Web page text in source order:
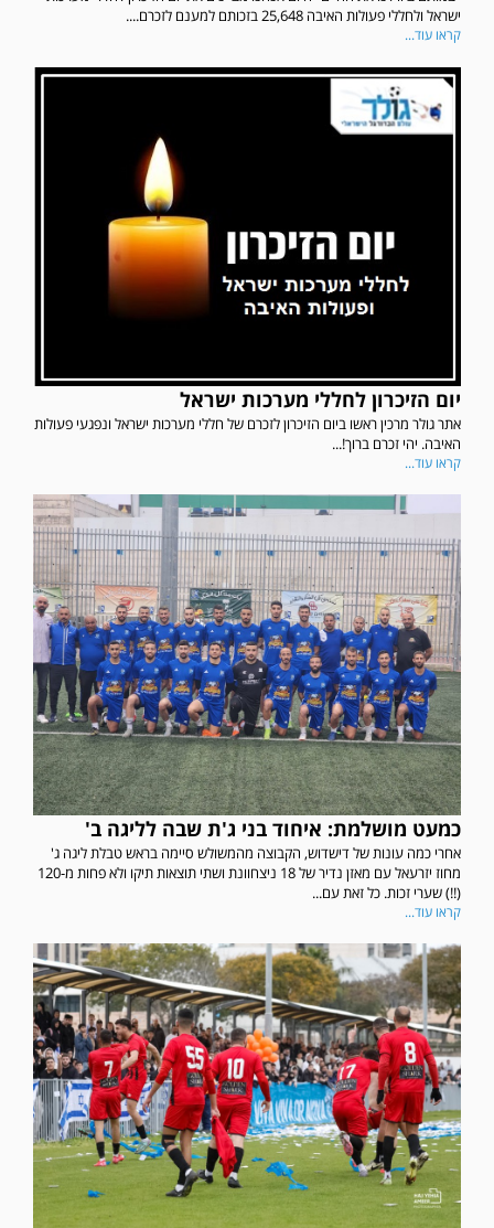
ישראל ולחללי פעולות האיבה 25,648 בזכותם למענם לזכרם....
קראו עוד...
יום הזיכרון לחללי מערכות ישראל
אתר גולר מרכין ראשו ביום הזיכרון לזכרם של חללי מערכות ישראל ונפגעי פעולות
האיבה. יהי זכרם ברוך!...
קראו עוד...
כמעט מושלמת: איחוד בני ג'ת שבה לליגה ב'
אחרי כמה עונות של דישדוש, הקבוצה מהמשולש סיימה בראש טבלת ליגה ג'
מחוז יזרעאל עם מאזן נדיר של 18 ניצחוונת ושתי תוצאות תיקו ולא פחות מ-120
(!!) שערי זכות. כל זאת עם...
קראו עוד...